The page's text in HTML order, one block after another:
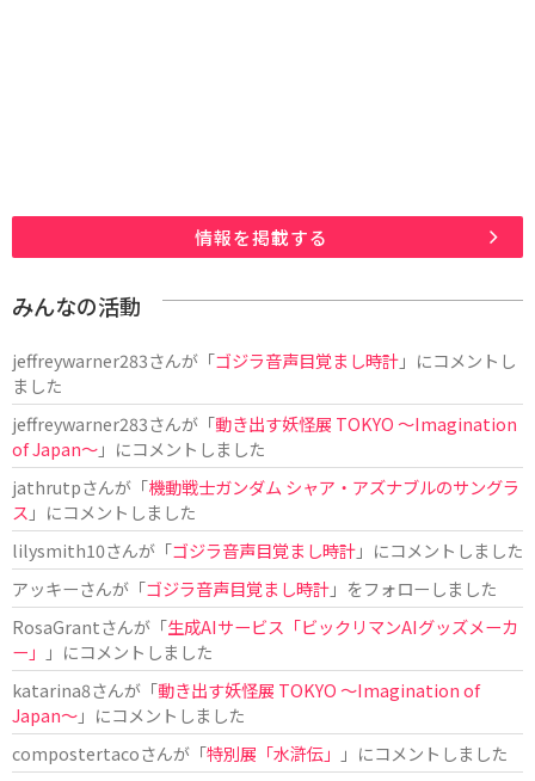
情報を掲載する
みんなの活動
jeffreywarner283さんが「ゴジラ音声目覚まし時計」にコメントし
ました
jeffreywarner283さんが「動き出す妖怪展 TOKYO 〜Imagination
of Japan〜」にコメントしました
jathrutpさんが「機動戦士ガンダム シャア・アズナブルのサングラ
ス 」にコメントしました
lilysmith10さんが「ゴジラ音声目覚まし時計」にコメントしました
アッキーさんが「ゴジラ音声目覚まし時計」をフォローしました
RosaGrantさんが「生成AIサービス「ビックリマンAIグッズメーカ
ー」
」にコメントしました
katarina8さんが「動き出す妖怪展 TOKYO 〜Imagination of
Japan〜」にコメントしました
compostertacoさんが「特別展「水滸伝」
」にコメントしました